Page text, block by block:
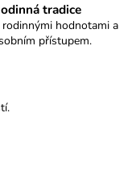
tradice
rodinnými hodnotami a
přístupem.